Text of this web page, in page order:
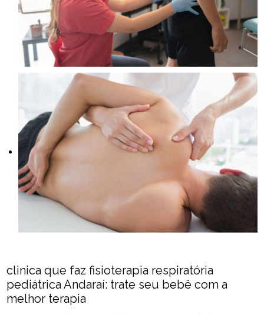
clinica que faz fisioterapia respiratória
pediátrica Andaraí: trate seu bebê com a
melhor terapia